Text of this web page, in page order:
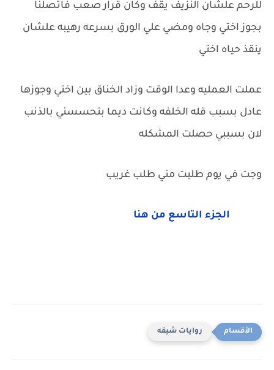
للرحم علشان النزيف يقف وكان قرار صعب فاتصلنا
بجوز اختي وجاه ومضي علي الورق بسرعه رهيبه علشان
ينقذ حياه اختي
عملت العمليه وعدا الوقت وزاد الخناق بين اختي وجوزها
عادل بسبب قله الخلفه وكانت ديما بتحسسني بالذنب
لان بسببي حصلت المشكله
وجت في يوم طلبت مني طلب غريب
الجزء التاسع من هنا
روايات شيقه